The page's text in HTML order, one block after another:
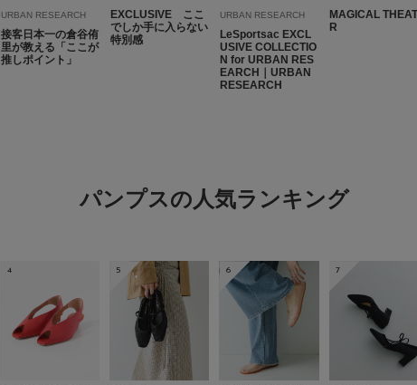
URBAN RESEARCH
接客日本一の倉谷侑
里が教える「ここが
推しポイント」
EXCLUSIVE ここ
でしか手に入らない
特別感
URBAN RESEARCH
LeSportsac EXCL
USIVE COLLECTIO
N for URBAN RES
EARCH｜URBAN
RESEARCH
MAGICAL
R
パンプスの人気ランキング
4 5 6 7